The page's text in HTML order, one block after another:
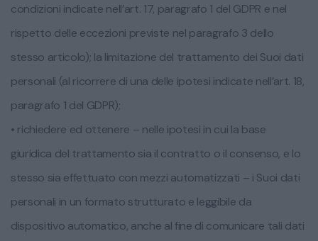
condizioni indicate nell’art. 17, paragrafo 1 del GDPR e nel
rispetto delle eccezioni previste nel paragrafo 3 dello
stesso articolo); la limitazione del trattamento dei Suoi dati
personali (al ricorrere di una delle ipotesi indicate nell’art. 18,
paragrafo 1 del GDPR);
• richiedere ed ottenere – nelle ipotesi in cui la base
giuridica del trattamento sia il contratto o il consenso, e lo
stesso sia effettuato con mezzi automatizzati – i Suoi dati
personali in un formato strutturato e leggibile da
dispositivo automatico, anche al fine di comunicare tali dati